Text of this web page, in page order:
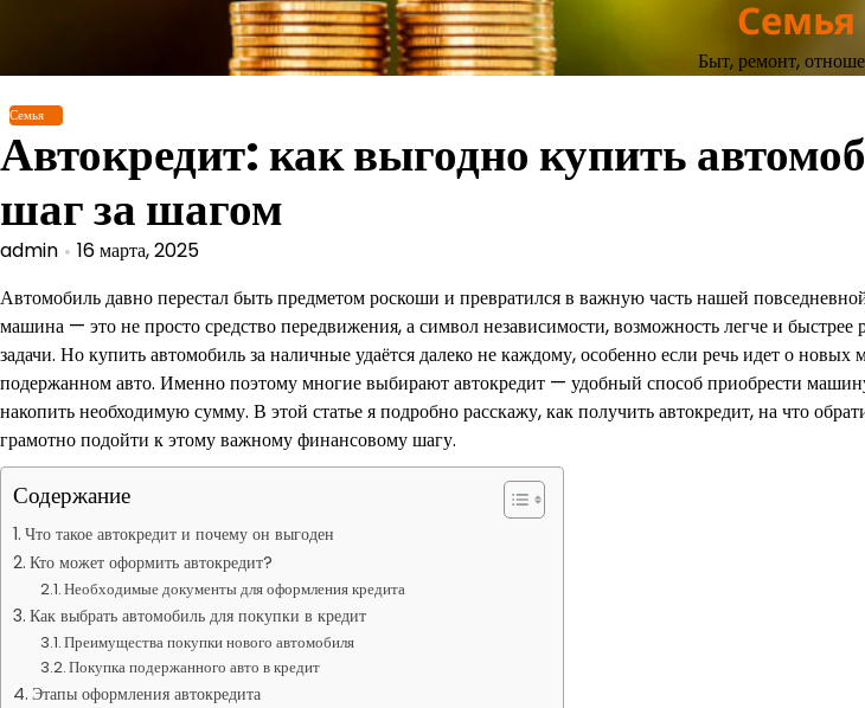
содержимому
Семья
Быт, ремонт,
Семья
Автокредит: как выгодно купить
шаг за шагом
admin
16 марта, 2025
Автомобиль давно перестал быть предметом роскоши и превратился в важную часть нашей
машина — это не просто средство передвижения, а символ независимости, возможность легче и
задачи. Но купить автомобиль за наличные удаётся далеко не каждому, особенно если речь идет о
подержанном авто. Именно поэтому многие выбирают автокредит — удобный способ приобрести
накопить необходимую сумму. В этой статье я подробно расскажу, как получить автокредит, на что
грамотно подойти к этому важному финансовому шагу.
Содержание
Что такое автокредит и почему он выгоден
Кто может оформить автокредит?
Необходимые документы для оформления кредита
Как выбрать автомобиль для покупки в кредит
Преимущества покупки нового автомобиля
Покупка подержанного авто в кредит
Этапы оформления автокредита